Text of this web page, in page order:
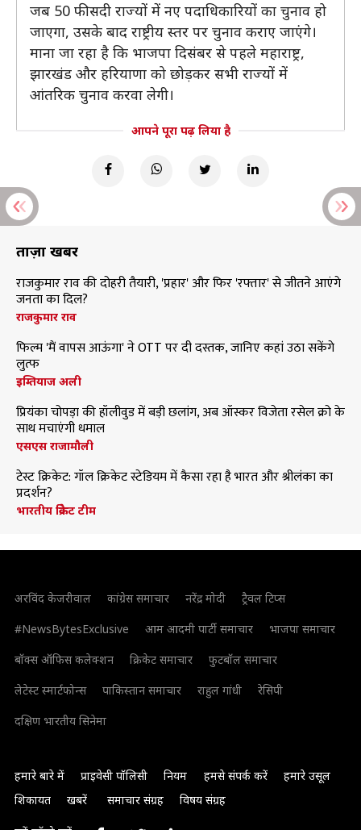
जब 50 फीसदी राज्यों में नए पदाधिकारियों का चुनाव हो
जाएगा, उसके बाद राष्ट्रीय स्तर पर चुनाव कराए जाएंगे।
माना जा रहा है कि भाजपा दिसंबर से पहले महाराष्ट्र,
झारखंड और हरियाणा को छोड़कर सभी राज्यों में
आंतरिक चुनाव करवा लेगी।
आपने पूरा पढ़ लिया है
ताज़ा खबरें
राजकुमार राव की दोहरी तैयारी, 'प्रहार' और फिर 'रफ्तार' से जीतने आएंगे
जनता का दिल?
राजकुमार राव
फिल्म 'मैं वापस आऊंगा' ने OTT पर दी दस्तक, जानिए कहां उठा सकेंगे
लुत्फ
इम्तियाज अली
प्रियंका चोपड़ा की हॉलीवुड में बड़ी छलांग, अब ऑस्कर विजेता रसेल क्रो के
साथ मचाएंगी धमाल
एसएस राजामौली
टेस्ट क्रिकेट: गॉल क्रिकेट स्टेडियम में कैसा रहा है भारत और श्रीलंका का
प्रदर्शन?
भारतीय क्रिकेट टीम
अरविंद केजरीवाल कांग्रेस समाचार नरेंद्र मोदी
ट्रैवल टिप्स
#NewsBytesExclusive
आम आदमी पार्टी समाचार
भाजपा समाचार
बॉक्स ऑफिस कलेक्शन
क्रिकेट समाचार
फुटबॉल समाचार
लेटेस्ट स्मार्टफोन्स
पाकिस्तान समाचार राहुल गांधी
रेसिपी
दक्षिण भारतीय सिनेमा
हमारे बारे में प्राइवेसी पॉलिसी नियम हमसे संपर्क करें
हमारे उसूल
शिकायत
खबरें समाचार संग्रह विषय संग्रह